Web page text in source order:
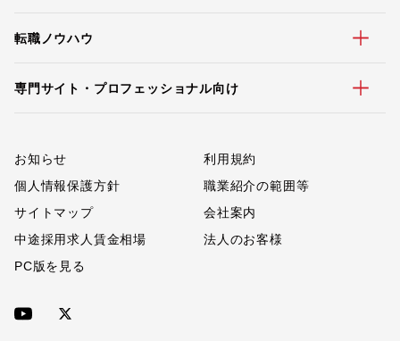
転職ノウハウ
専門サイト・プロフェッショナル向け
お知らせ
利用規約
個人情報保護方針
職業紹介の範囲等
サイトマップ
会社案内
中途採用求人賃金相場
法人のお客様
PC版を見る